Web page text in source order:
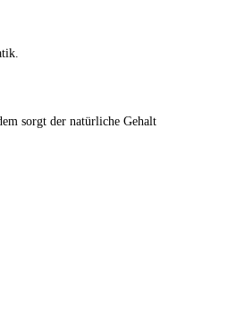
sorgt der natürliche Gehalt